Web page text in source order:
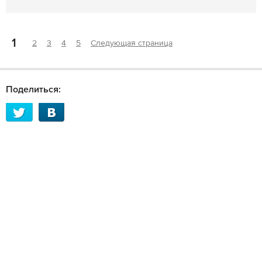
1 2 3 4 5 Следующая страница
Поделиться: